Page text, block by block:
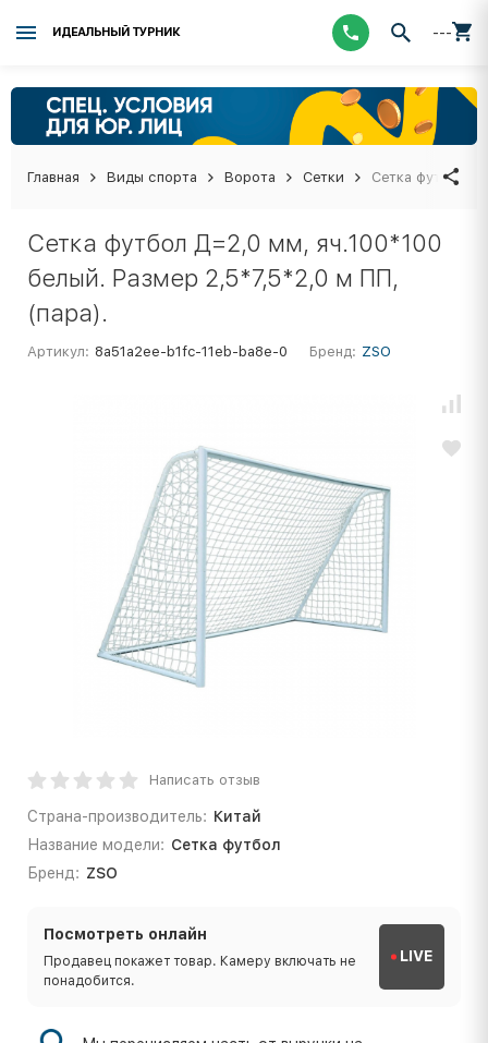
ИДЕАЛЬНЫЙ ТУРНИК ---
Главная Виды спорта Ворота Сетки Сетка футбол
Сетка футбол Д=2,0 мм, яч.100*100
белый. Размер 2,5*7,5*2,0 м ПП,
(пара).
Артикул: 8a51a2ee-b1fc-11eb-ba8e-0 Бренд: ZSO
Написать отзыв
Страна-производитель: Китай
Название модели: Сетка футбол
Бренд: ZSO
Посмотреть онлайн
Продавец покажет товар. Камеру включать не
понадобится.
LIVE